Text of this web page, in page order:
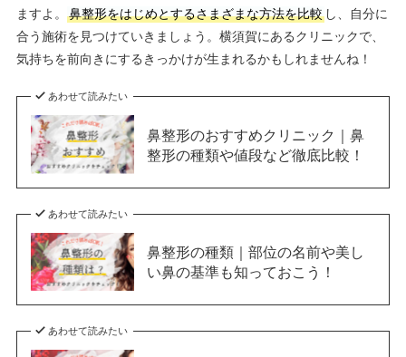
ますよ。
鼻整形をはじめとするさまざまな方法を比較し、自分に
合う施術を見つけていきましょう。横須賀にあるクリニックで、
気持ちを前向きにするきっかけが生まれるかもしれませんね！
あわせて読みたい
鼻整形のおすすめクリニック｜鼻
整形の種類や値段など徹底比較！
あわせて読みたい
鼻整形の種類｜部位の名前や美し
い鼻の基準も知っておこう！
あわせて読みたい